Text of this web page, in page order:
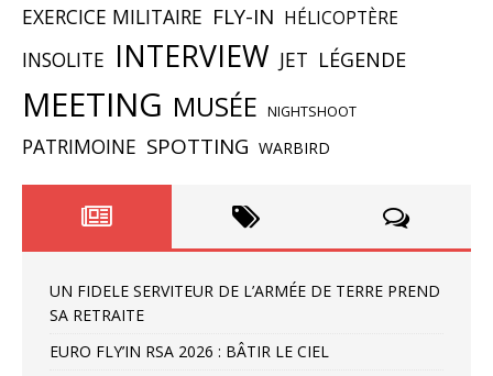
EXERCICE MILITAIRE FLY-IN HÉLICOPTÈRE
INSOLITE INTERVIEW JET LÉGENDE
MEETING MUSÉE NIGHTSHOOT
PATRIMOINE SPOTTING WARBIRD
UN FIDELE SERVITEUR DE L’ARMÉE DE TERRE PREND
SA RETRAITE
EURO FLY’IN RSA 2026 : BÂTIR LE CIEL